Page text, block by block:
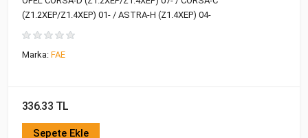
(Z1.2XEP/Z1.4XEP) 01- / ASTRA-H (Z1.4XEP) 04-
Marka: FAE
336.33 TL
Sepete Ekle